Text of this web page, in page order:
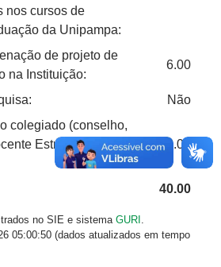
nos cursos de
da Unipampa:
de projeto de
na Instituição:
6.00
Não
colegiado (conselho,
Estruturante
4.00
40.00
no SIE e sistema GURI .
05:00:50 (dados atualizados em tempo